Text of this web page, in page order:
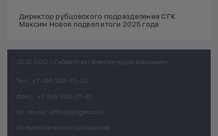
Директор рубцовского подразделения СГК
Максим Новов подвел итоги 2025 года
2026 ООО «Сибирская генерирующая компания»
Тел.: +7 495 258-83-00
Факс.: +7 495 363-27-81
Эл. почта.: office@sibgenco.ru
Пользовательское соглашение